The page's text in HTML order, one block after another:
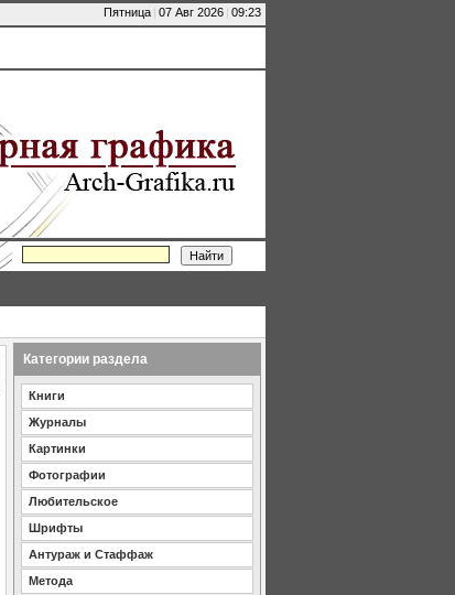
Пятница | 07 Авг 2026 | 09:23
Категории раздела
Книги
Журналы
Картинки
Фотографии
Любительское
Шрифты
Антураж и Стаффаж
Метода